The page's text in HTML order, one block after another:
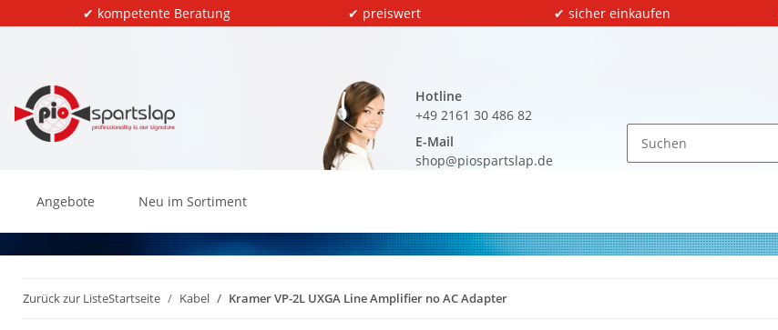
✔ kompetente Beratung ✔ preiswert ✔ sicher einkaufen
Hotline
+49 2161 30 486 82
E-Mail
shop@piospartslap.de
Angebote Neu im Sortiment
Zurück zur ListeStartseite Kabel Kramer VP-2L UXGA Line Amplifier no AC Adapter